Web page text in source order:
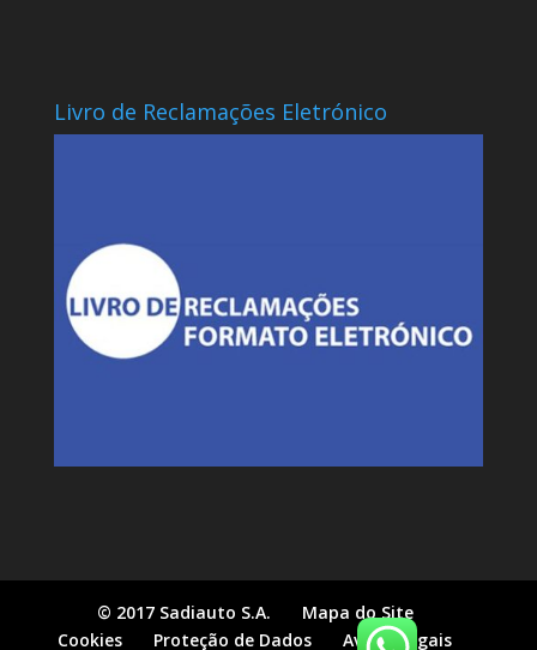
Livro de Reclamações Eletrónico
© 2017 Sadiauto S.A.
Mapa do Site
Cookies
Proteção de Dados Avisos Legais